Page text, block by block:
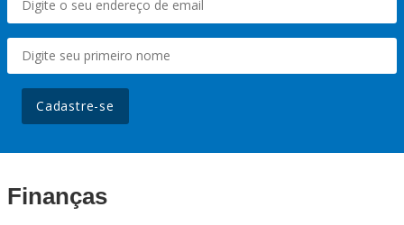
Cadastre-se
Finanças